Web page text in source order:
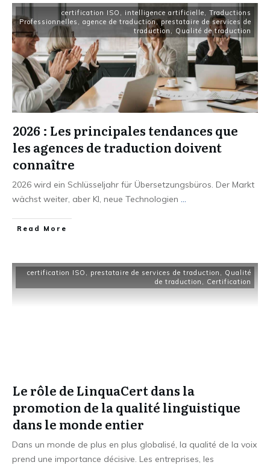
certification ISO , intelligence artificielle, Traductions
Professionnelles , agence de traduction,prestataire de services de
traduction , Qualité de traduction
2026 : Les principales tendances que
les agences de traduction doivent
connaître
2026 wird ein Schlüsseljahr für Übersetzungsbüros. Der Markt
wächst weiter, aber KI, neue Technologien ...
Read More
certification ISO , prestataire de services de traduction , Qualité
de traduction , Certification
Le rôle de LinquaCert dans la
promotion de la qualité linguistique
dans le monde entier
Dans un monde de plus en plus globalisé, la qualité de la voix
prend une importance décisive. Les entreprises, les